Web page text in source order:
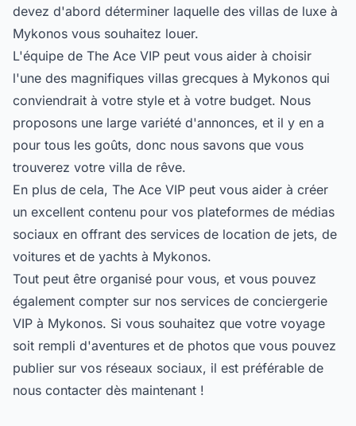
devez d'abord déterminer laquelle des villas de luxe à
Mykonos vous souhaitez louer.
L'équipe de The Ace VIP peut vous aider à choisir
l'une des magnifiques villas grecques à Mykonos qui
conviendrait à votre style et à votre budget. Nous
proposons une large variété d'annonces, et il y en a
pour tous les goûts, donc nous savons que vous
trouverez votre villa de rêve.
En plus de cela, The Ace VIP peut vous aider à créer
un excellent contenu pour vos plateformes de médias
sociaux en offrant des services de location de jets, de
voitures et de yachts à Mykonos.
Tout peut être organisé pour vous, et vous pouvez
également compter sur nos services de conciergerie
VIP à Mykonos. Si vous souhaitez que votre voyage
soit rempli d'aventures et de photos que vous pouvez
publier sur vos réseaux sociaux, il est préférable de
nous contacter dès maintenant !